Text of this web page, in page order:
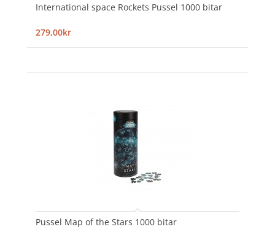
International space Rockets Pussel 1000 bitar
279,00kr
Pussel Map of the Stars 1000 bitar